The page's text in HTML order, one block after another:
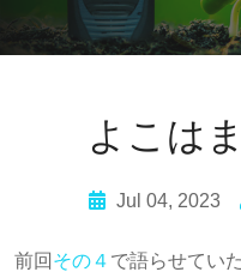
よこは
Jul 04, 2023
前回 その４ で語らせてい